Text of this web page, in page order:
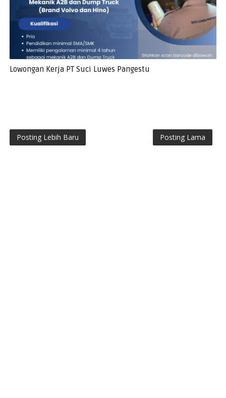
Lowongan Kerja PT Suci Luwes Pangestu
Posting Lebih Baru Posting Lama